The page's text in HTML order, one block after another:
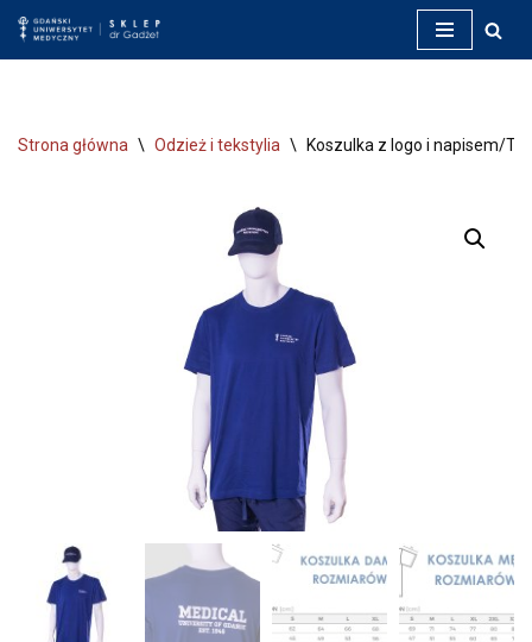
Przejdź
Strona główna \ Odzież i tekstylia \ Koszulka z logo i napisem/T-